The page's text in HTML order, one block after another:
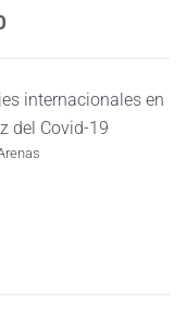
internacionales en
del Covid-19